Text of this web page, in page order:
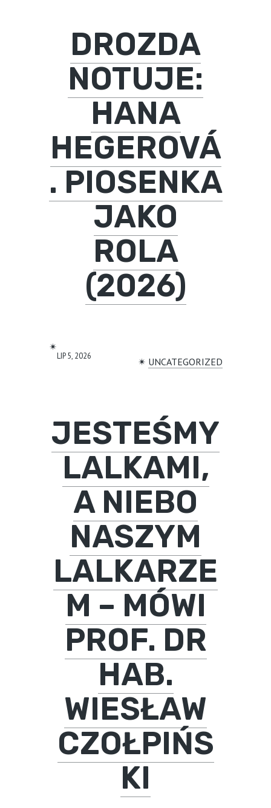
DROZDA
NOTUJE:
HANA
HEGEROVÁ
. PIOSENKA
JAKO
ROLA
(2026)
✴︎
LIP 5, 2026 ✴︎ UNCATEGORIZED
JESTEŚMY
LALKAMI,
A NIEBO
NASZYM
LALKARZE
M – MÓWI
PROF. DR
HAB.
WIESŁAW
CZOŁPIŃS
KI